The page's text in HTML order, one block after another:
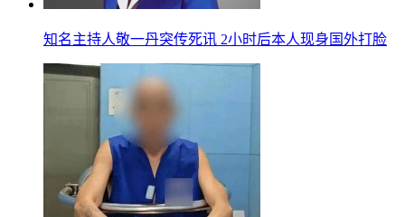
知名主持人敬一丹突传死讯 2小时后本人现身国外打脸